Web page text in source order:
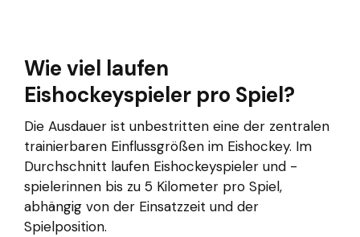
Wie viel laufen
Eishockeyspieler pro Spiel?
Die Ausdauer ist unbestritten eine der zentralen
trainierbaren Einflussgrößen im Eishockey. Im
Durchschnitt laufen Eishockeyspieler und -
spielerinnen bis zu 5 Kilometer pro Spiel,
abhängig von der Einsatzzeit und der
Spielposition.